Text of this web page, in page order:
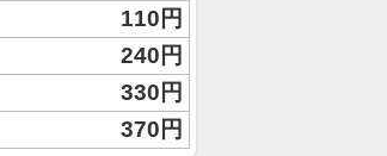
110円
240円
330円
370円